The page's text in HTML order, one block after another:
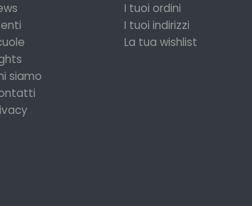
siamo
I tuoi ordini
I tuoi indirizzi
La tua wishlist